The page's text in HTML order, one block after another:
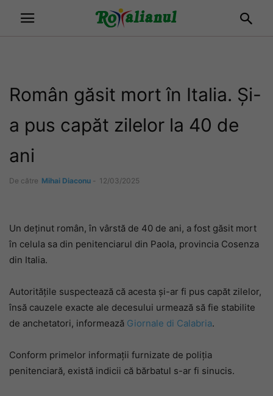
Român găsit mort în Italia. Și-
a pus capăt zilelor la 40 de
ani
De către Mihai Diaconu - 12/03/2025
Un deținut român, în vârstă de 40 de ani, a fost găsit mort
în celula sa din penitenciarul din Paola, provincia Cosenza
din Italia.
Autoritățile suspectează că acesta și-ar fi pus capăt zilelor,
însă cauzele exacte ale decesului urmează să fie stabilite
de anchetatori, informează Giornale di Calabria.
Conform primelor informații furnizate de poliția
penitenciară, există indicii că bărbatul s-ar fi sinucis.